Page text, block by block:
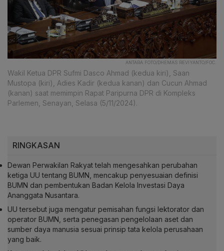
ANTARA FOTO/DHEMAS REVIYANTO/FOC.
Wakil Ketua DPR Sufmi Dasco Ahmad (kedua kiri), Saan
Mustopa (kiri), Adies Kadir (kedua kanan) dan Cucun Ahmad
(kanan) saat memimpin Rapat Paripurna DPR di Kompleks
Parlemen, Senayan, Selasa (5/11/2024).
RINGKASAN
Dewan Perwakilan Rakyat telah mengesahkan perubahan
ketiga UU tentang BUMN, mencakup penyesuaian definisi
BUMN dan pembentukan Badan Kelola Investasi Daya
Ananggata Nusantara.
UU tersebut juga mengatur pemisahan fungsi lektorator dan
operator BUMN, serta penegasan pengelolaan aset dan
sumber daya manusia sesuai prinsip tata kelola perusahaan
yang baik.